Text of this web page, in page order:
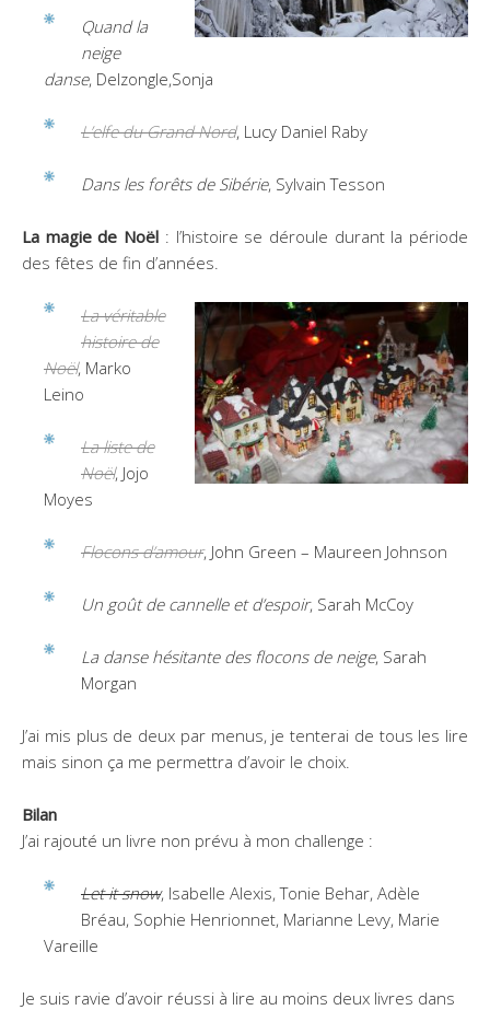
Quand la
neige
danse, Delzongle,Sonja
L’elfe du Grand Nord, Lucy Daniel Raby
Dans les forêts de Sibérie, Sylvain Tesson
La magie de Noël : l’histoire se déroule durant la période
des fêtes de fin d’années.
La véritable
histoire de
Noël, Marko
Leino
La liste de
Noël, Jojo
Moyes
Flocons d’amour, John Green – Maureen Johnson
Un goût de cannelle et d’espoir, Sarah McCoy
La danse hésitante des flocons de neige, Sarah
Morgan
J’ai mis plus de deux par menus, je tenterai de tous les lire
mais sinon ça me permettra d’avoir le choix.
Bilan
J’ai rajouté un livre non prévu à mon challenge :
Let it snow, Isabelle Alexis, Tonie Behar, Adèle
Bréau, Sophie Henrionnet, Marianne Levy, Marie
Vareille
Je suis ravie d’avoir réussi à lire au moins deux livres dans